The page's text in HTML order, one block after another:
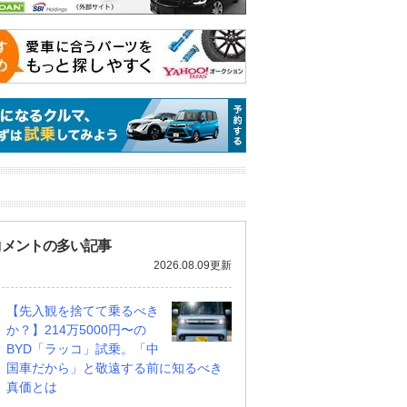
ントの多い記事
2026.08.09更新
【先入観を捨てて乗るべき
か？】214万5000円〜の
BYD「ラッコ」試乗。「中
国車だから」と敬遠する前に知るべき
真価とは